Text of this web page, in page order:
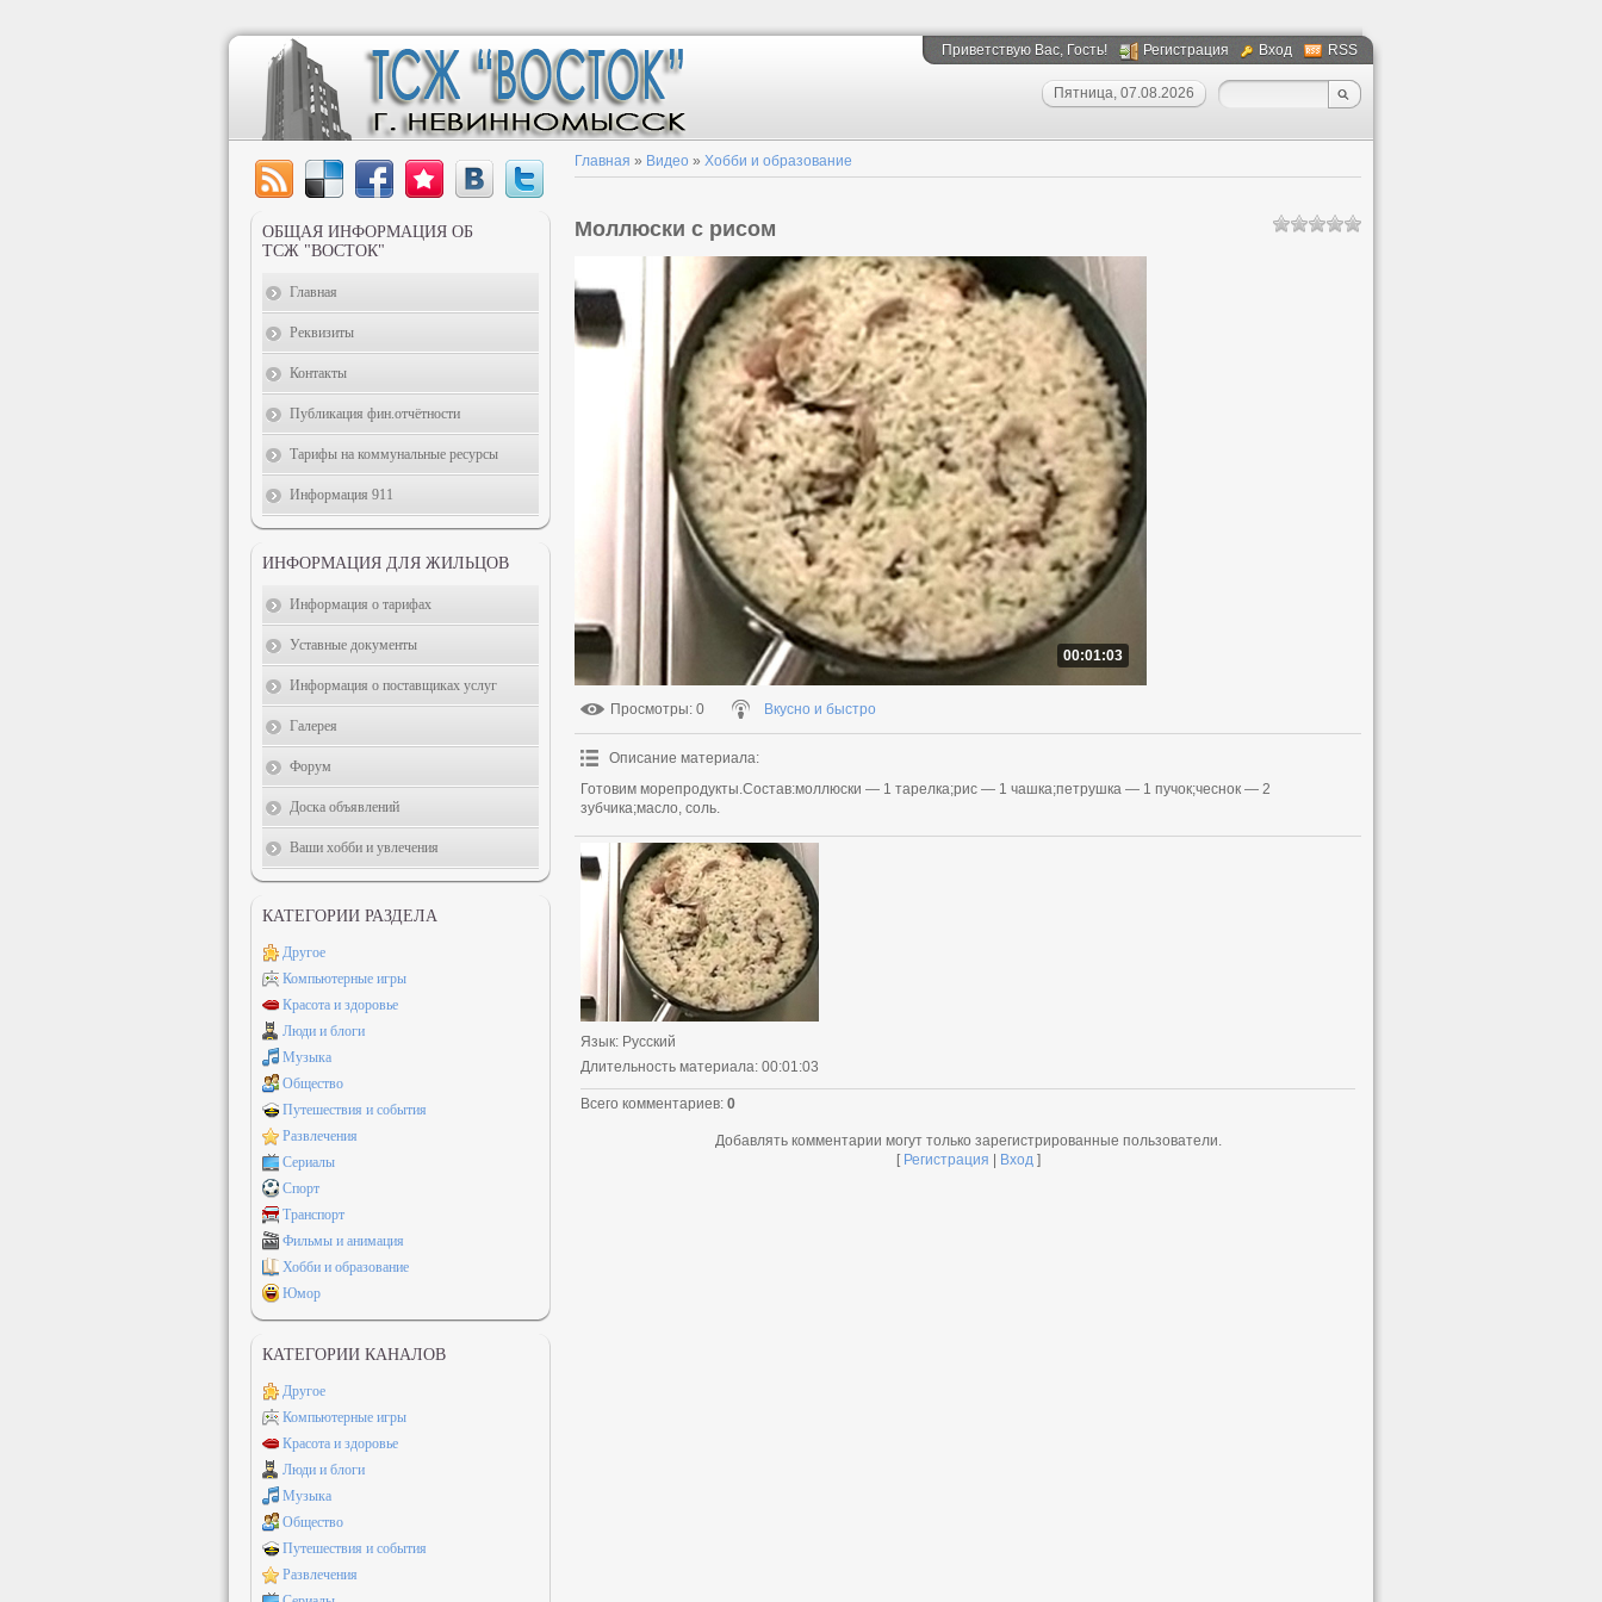
Приветствую Вас, Гость! Регистрация Вход RSS
Пятница, 07.08.2026
Главная » Видео » Хобби и образование
Моллюски с рисом
00:01:03
Просмотры: 0 Вкусно и быстро
Описание материала:
Готовим морепродукты.Состав:моллюски — 1 тарелка;рис — 1 чашка;петрушка — 1 пучок;чеснок — 2
зубчика;масло, соль.
Язык: Русский
Длительность материала: 00:01:03
Всего комментариев: 0
Добавлять комментарии могут только зарегистрированные пользователи.
[ Регистрация Вход]
ОБЩАЯ ИНФОРМАЦИЯ ОБ
ТСЖ "ВОСТОК"
Главная
Реквизиты
Контакты
Публикация фин.отчётности
Тарифы на коммунальные ресурсы
Информация 911
ИНФОРМАЦИЯ ДЛЯ ЖИЛЬЦОВ
Информация о тарифах
Уставные документы
Информация о поставщиках услуг
Галерея
Форум
Доска объявлений
Ваши хобби и увлечения
КАТЕГОРИИ РАЗДЕЛА
Другое
Компьютерные игры
Красота и здоровье
Люди и блоги
Музыка
Общество
Путешествия и события
Развлечения
Сериалы
Спорт
Транспорт
Фильмы и анимация
Хобби и образование
Юмор
КАТЕГОРИИ КАНАЛОВ
Другое
Компьютерные игры
Красота и здоровье
Люди и блоги
Музыка
Общество
Путешествия и события
Развлечения